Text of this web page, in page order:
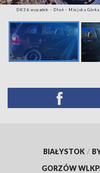
DK36 wypadek - Dłoń - Miejska
BIAŁYSTOK /
GORZÓW